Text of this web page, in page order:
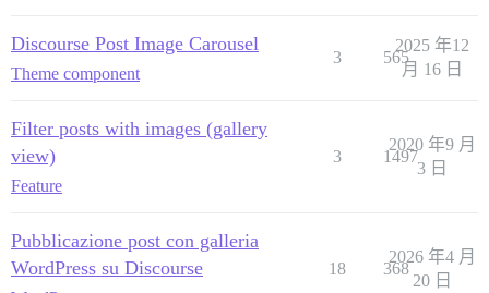
Discourse Post Image Carousel
Theme component
3 565
2025 年12
月 16 日
Filter posts with images (gallery
view)
Feature
3 1497
2020 年9 月
3 日
Pubblicazione post con galleria
WordPress su Discourse
18 368
2026 年4 月
20 日